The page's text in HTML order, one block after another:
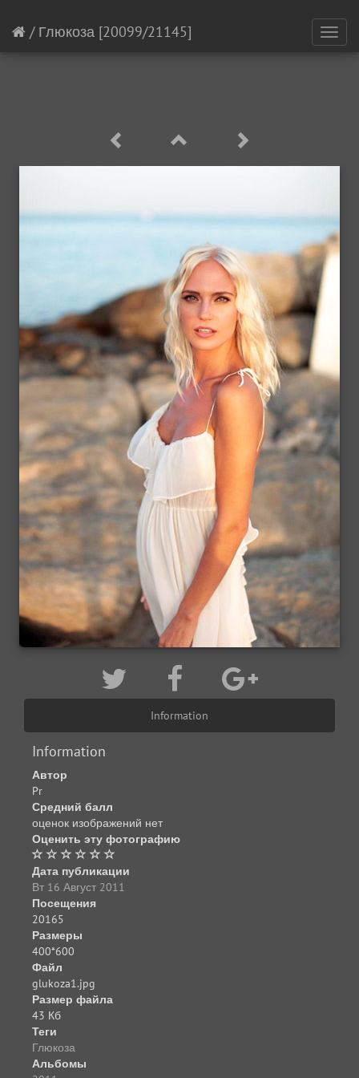
/ Глюкоза [20099/21145]
Information
Information
Автор
Pr
Средний балл
оценок изображений нет
Оценить эту фотографию
Дата публикации
Вт 16 Август 2011
Посещения
20165
Размеры
400*600
Файл
glukoza1.jpg
Размер файла
43 Кб
Теги
Глюкоза
Альбомы